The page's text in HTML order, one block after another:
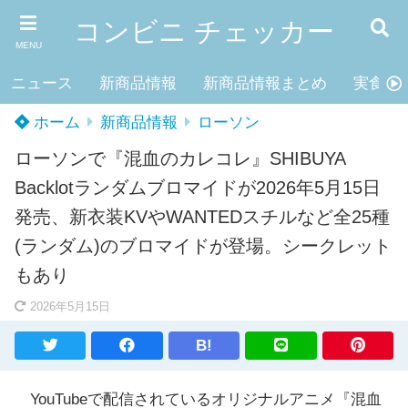
MENU コンビニ チェッカー
ニュース 新商品情報 新商品情報まとめ 実食レ
ホーム 新商品情報 ローソン
ローソンで『混血のカレコレ』SHIBUYA
Backlotランダムブロマイドが2026年5月15日
発売、新衣装KVやWANTEDスチルなど全25種
(ランダム)のブロマイドが登場。シークレット
もあり
2026年5月15日
B!
YouTubeで配信されているオリジナルアニメ『混血